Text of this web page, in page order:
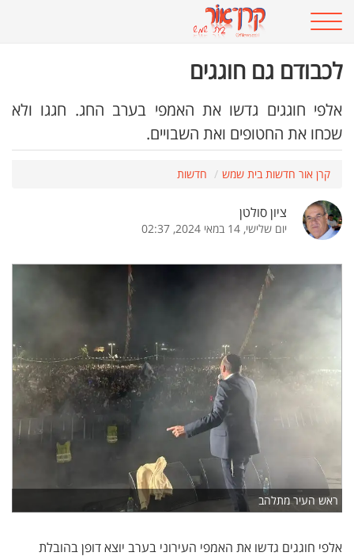
לכבודם גם חוגגים
אלפי חוגגים גדשו את האמפי בערב החג. חגגו ולא
שכחו את החטופים ואת השבויים.
קרן אור חדשות בית שמש חדשות
ציון סולטן
יום שלישי, 14 במאי 2024, 02:37
ראש העיר מתלהב
אלפי חוגגים גדשו את האמפי העירוני בערב יוצא דופן בהובלת